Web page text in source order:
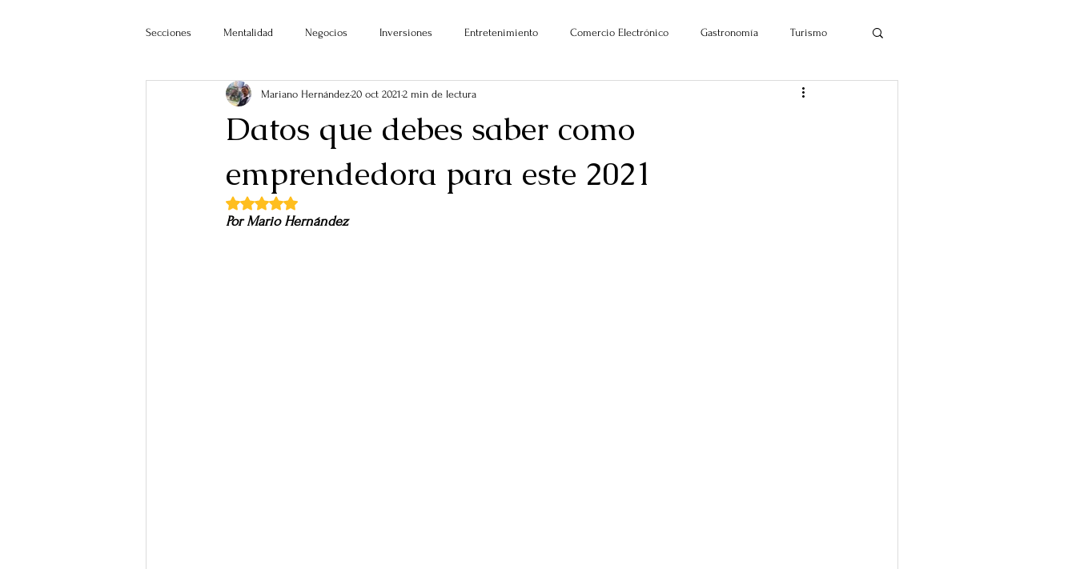
Secciones Mentalidad Negocios Inversiones Entretenimiento Comercio Electrónico Gastronomía Turismo
Datos que debes saber como
emprendedora para este 2021
Mariano Hernández20 oct 2021 2 min de lectura
Obtuvo NaN de 5 estrellas.
Por Mario Hernández